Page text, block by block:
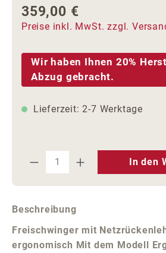
Regulärer Preis:
359,00 €
Preise inkl. MwSt. zzgl.
Wir haben Ihnen 20%
Abzug gebracht.
Lieferzeit: 2-7 Werktage
Produkt Anzahl: Gib
In den
Beschreibung
Freischwinger mit
ergonomisch Mit dem Modell